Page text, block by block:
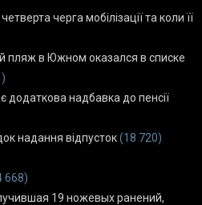
черга мобілізації та коли її
пляж в Южном оказался в списке
додаткова надбавка до пенсії
надання відпусток(18 720)
668)
19 ножевых ранений,